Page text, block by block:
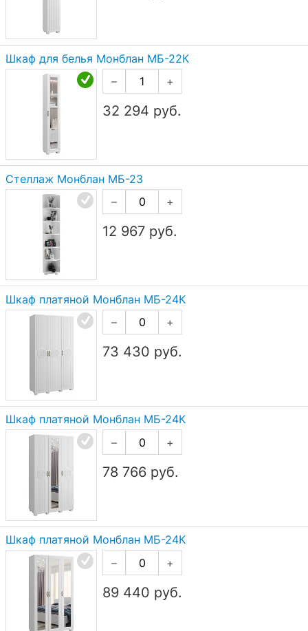
Шкаф для белья Монблан МБ-22К
–
+
32 294 руб.
Стеллаж Монблан МБ-23
–
+
12 967 руб.
Шкаф платяной Монблан МБ-24К
–
+
73 430 руб.
Шкаф платяной Монблан МБ-24К
–
+
78 766 руб.
Шкаф платяной Монблан МБ-24К
–
+
89 440 руб.